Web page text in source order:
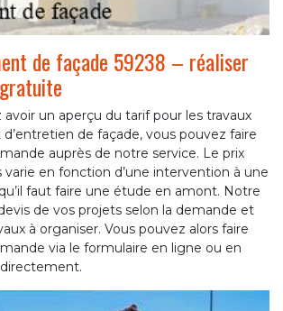
de façade 59238 – réaliser
avoir un aperçu du tarif pour les travaux
de façade, vous pouvez faire
auprès de notre service. Le prix
en fonction d’une intervention à une
faut faire une étude en amont. Notre
de vos projets selon la demande et
à organiser. Vous pouvez alors faire
via le formulaire en ligne ou en